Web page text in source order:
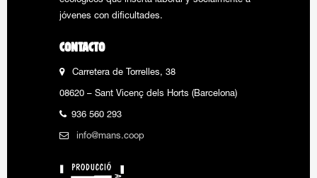
jóvenes con dificultades.
CONTACTO
Carretera de Torrelles, 38
08620 – Sant Vicenç dels Horts (Barcelona)
936 560 293
info@mans.coop